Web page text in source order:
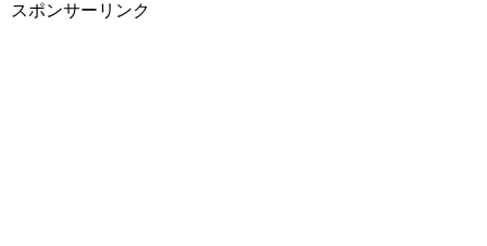
スポンサーリンク